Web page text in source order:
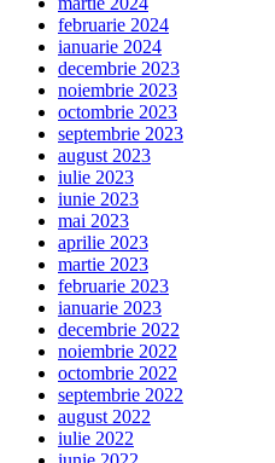
februarie 2024
ianuarie 2024
decembrie 2023
noiembrie 2023
octombrie 2023
septembrie 2023
august 2023
iulie 2023
iunie 2023
mai 2023
aprilie 2023
martie 2023
februarie 2023
ianuarie 2023
decembrie 2022
noiembrie 2022
octombrie 2022
septembrie 2022
august 2022
iulie 2022